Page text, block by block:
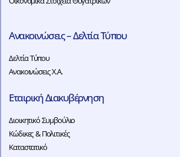
Ανακοινώσεις – Δελτία Τύπου
Δελτία Τύπου
Ανακοινώσεις Χ.Α.
Εταιρική Διακυβέρνηση
Διοικητικό Συμβούλιο
Κώδικες & Πολιτικές
Καταστατικό